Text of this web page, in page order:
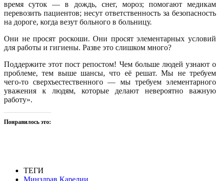
время суток — в дождь, снег, мороз; помогают медикам
перевозить пациентов; несут ответственность за безопасность
на дороге, когда везут больного в больницу.
Они не просят роскоши. Они просят элементарных условий
для работы и гигиены. Разве это слишком много?
Поддержите этот пост репостом! Чем больше людей узнают о
проблеме, тем выше шансы, что её решат. Мы не требуем
чего‑то сверхъестественного — мы требуем элементарного
уважения к людям, которые делают невероятно важную
работу».
Понравилось это:
ТЕГИ
Минздрав Карелии